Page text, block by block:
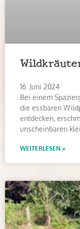
16. Juni 2024
Bei einem
die essbaren
entdecken,
unscheinbaren
WEITERLESEN »